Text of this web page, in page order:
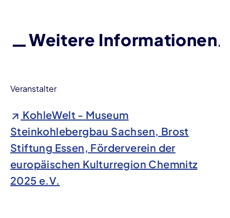
Weitere Informationen
Veranstalter
KohleWelt - Museum
Steinkohlebergbau Sachsen, Brost
Stiftung Essen, Förderverein der
europäischen Kulturregion Chemnitz
2025 e.V.